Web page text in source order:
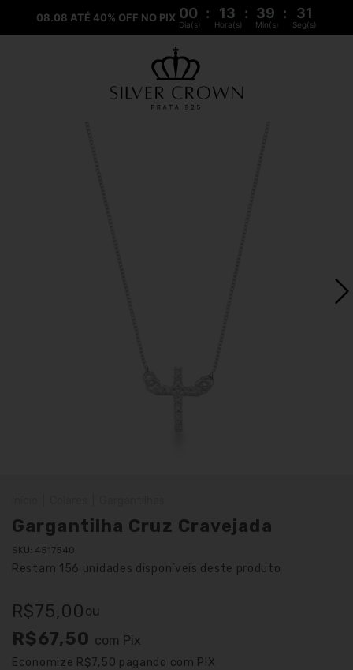
08.08 ATÉ 40% OFF NO PIX 00 : 13 : 39 : 30
Dia(s) Hora(s) Min(s) Seg(s)
Gargantilha Cruz Cravejada
SKU: 4517540
Restam 156 unidades disponíveis deste produto
R$75,00 ou
R$67,50 com Pix
Economize R$7,50 pagando com PIX